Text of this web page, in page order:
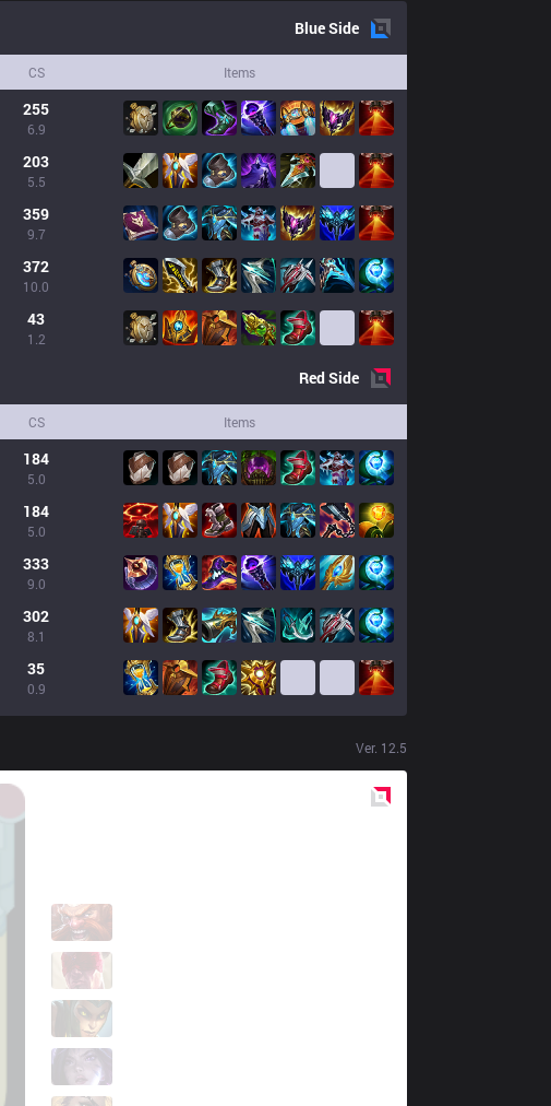
BlueSide
CS Items
255
6.9
203
5.5
359
9.7
372
10.0
43
1.2
RedSide
CS Items
184
5.0
184
5.0
333
9.0
302
8.1
35
0.9
Ver. 12.5